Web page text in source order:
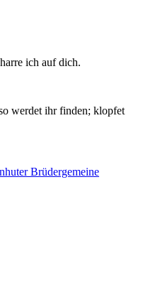
ich auf dich.
werdet ihr finden; klopfet
Brüdergemeine